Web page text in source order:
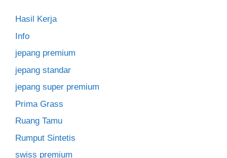
Hasil Kerja
Info
jepang premium
jepang standar
jepang super premium
Prima Grass
Ruang Tamu
Rumput Sintetis
swiss premium